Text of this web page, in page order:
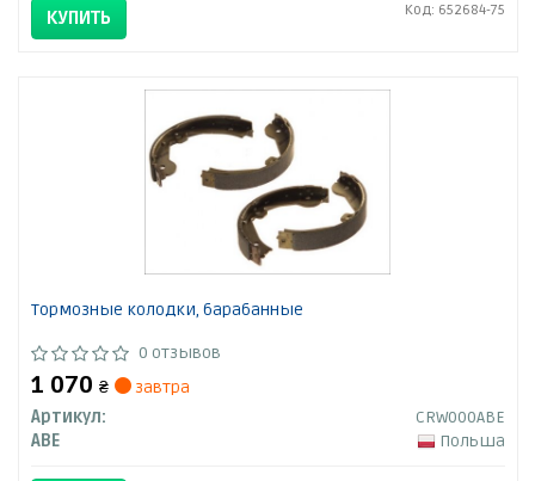
КУПИТЬ Код: 652684-75
Тормозные колодки, барабанные
0 отзывов
1 070 ₴
завтра
Артикул:
CRW000ABE
ABE
Польша